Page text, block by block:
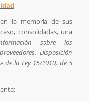
la memoria de sus
consolidadas, una
sobre los
Disposición
de la Ley 15/2010, de 5